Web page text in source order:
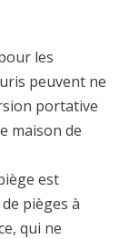
les
peuvent ne
portative
maison de
est
pièges à
qui ne